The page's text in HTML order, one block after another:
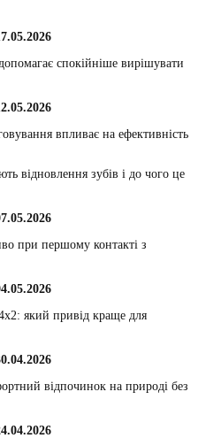
спокійніше вирішувати
впливає на ефективність
відновлення зубів і до чого це
при першому контакті з
який привід краще для
відпочинок на природі без